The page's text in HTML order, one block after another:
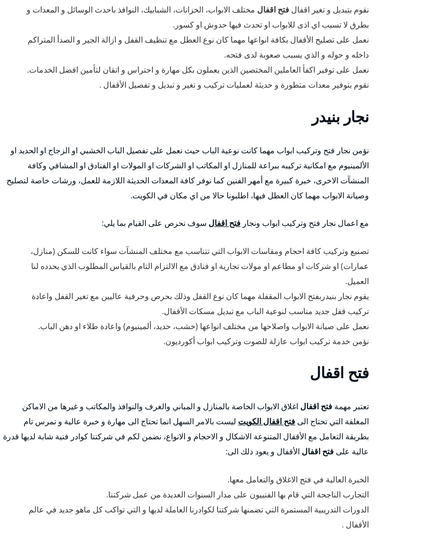
نقوم بتبديل و تغير اقفال فتح اقفال مختلف الابواب، الخزانات، الشبابيك، النوافذ باحدث الوسائل و المعدات و
بطرق لا تسبب اي اذى للابواب او تحدث فيها حدوش او كسور.
نعمل على تصليح الأقفال بكافة انواعها مهما كان نوع العطل مع تنظيف القفل و ازالة الجير و الصدأ المتراكم
داخله و حوله و الذي يسبب صعوبة لدى فتحه.
نعمل على توفير اكفأ العاملين المختصين الذين يعملون بكل مهارة و احتراس و اتقان لتأمين افضل الخدمات.
نقوم بتوفير معدات متطورة و حديثة لعمليات تركيب و تغير و تبديل و تفصيل الأقفال .
نجار بنيدر
نؤمن نجار فتح وتركيب ابواب مهما كانت نوعية الباب حيث نعمل على تفصيل الباب الخشبي او الزجاج او الحديد او
الألمينيوم مع امكانية تركيبه ببراعة للمنازل او المكاتب او الشركات او المولات او الفنادق او المشافي وكافة
المنشآت الاخرى، خبرة كبيرة مع أمهر الفنين كما نوفر كافة المعدات الحديثة اللازمة للعمل، ورشات خاصة لتصليح
وصيانة الابواب مهما كان العطل فيها، اطلبونا حالا من اي مكان في الكويت.
مع اعمال نجار فتح وتركيب ابواب ونجار فتح اقفال سوف نحرص على القيام بما يلي:
تصنيع وتركيب كافة احجام ومقاسات الابواب التي تتناسب مع مختلف المنشآت سواء كانت للسكن (منازل،
عمارات) او شركات او مطاعم او مولات تجارية او فنادق مع الالتزام التام بالقياس المطلوب الذي يحدده لنا
العميل.
يقوم نجار بنيدربفتح الابواب المقفلة مهما كان نوع القفل وذلك بحرص وحرفية عاليين مع تغير القفل واعادة
تركيب قفل جديد مناسب لنوعية الباب مع تبديل مسكات الأقفال.
نعمل على صيانة الابواب واصلاحها من مختلف انواعها (خشب، حديد، ألمينيوم) واعادة طلاء او دهن الباب.
نؤمن خدمة تركيب ابواب عازلة للصوت وتركيب ابواب أكورديون.
فتح اقفال
تعتبر مهمة فتح اقفال اغلاق الابواب الخاصة بالمنازل و المباني والغرف والنوافذ والمكاتب و غيرها من الاماكن
المغلقة التي تحتاج الى فتح اقفال الكويت ليست بالامر السهل انما تحتاج الى مهارة و خبرة عالية و تمرس تام
بطريقة التعامل مع الأقفال المتنوعة الاشكال و الاحجام و الانواع، نضمن لكم في شركتنا كوادر فنية شابة لديها قدرة
عالية على فتح اقفال الأقفال و يعود ذلك الى:
الخبرة العالية في فتح الاغلاق والتعامل معها.
التجارب الناجحة التي قام بها الفنييون على مدار السنوات العديدة من عمل شركتنا.
الدورات التدريبية المستمرة التي تضمنها شركتنا لكوادرنا العاملة لديها و التي تواكب كل ماهو جديد في عالم
الأقفال .